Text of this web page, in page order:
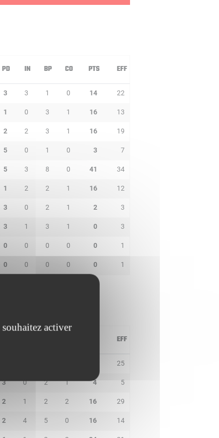
PD IN BP CO PTS EFF
3 3 1 0 14 22
1 0 3 1 16 13
2 2 3 1 16 19
5 0 1 0 3 7
5 3 8 0 41 34
1 2 2 1 16 12
3 0 2 1 2 3
3 1 3 1 0 3
0 0 0 0 0 1
0 0 0 0 0 1
EFF
25
3 0 2 1 4 5
2 1 2 2 16 29
2 4 5 0 16 14
activer